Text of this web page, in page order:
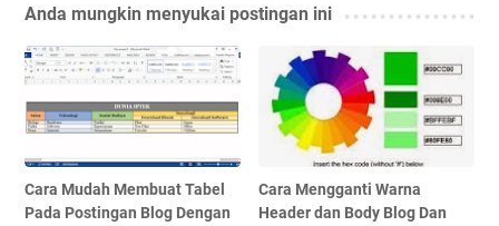
Anda mungkin menyukai postingan ini
Cara Mudah Membuat Tabel
Pada Postingan Blog Dengan
Cara Mengganti Warna
Header dan Body Blog Dan